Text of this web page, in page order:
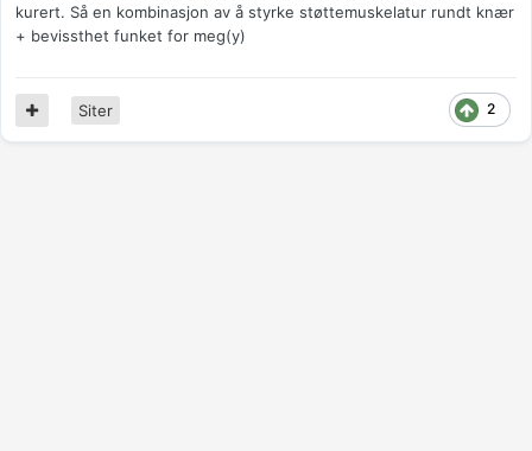
kurert. Så en kombinasjon av å styrke støttemuskelatur rundt knær
+ bevissthet funket for meg(y)
2
Siter